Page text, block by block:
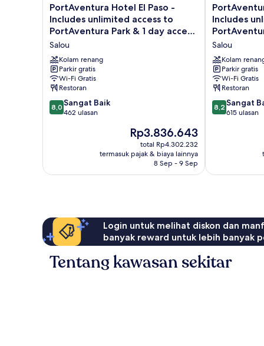
PortAventura
Hotel
El
Paso
-
Includes
unlimited
access
to
PortAventura
Park
Ferrari
PortAventura Hotel El Paso -
Includes unlimited access to
PortAventura Park & 1 day access
to Ferrari Land
Salou
Kolam renang
Parkir gratis
Wi-Fi Gratis
Restoran
8.0
dari
8,0 Sangat Baik
462 ulasan
Harga
sekarang
Rp3.836.643
Rp3.836.643
total Rp4.302.232
termasuk pajak & biaya lainnya
8 Sep - 9 Sep
PortAventura
Hotel
Caribe
-
Includes
unlimited
access
to
PortAventura
Park
&
Land
Includes
to Ferrari
Salou
Kolam
Parkir gratis
Wi-Fi Gratis
Restoran
8.2
dari
8,2 Sangat
615 ulasan
Login untuk melihat diskon dan
banyak reward untuk lebih banyak
Tentang kawasan sekitar